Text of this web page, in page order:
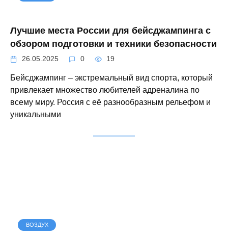
Лучшие места России для бейсджампинга с
обзором подготовки и техники безопасности
26.05.2025 0 19
Бейсджампинг – экстремальный вид спорта, который
привлекает множество любителей адреналина по
всему миру. Россия с её разнообразным рельефом и
уникальными
ВОЗДУХ